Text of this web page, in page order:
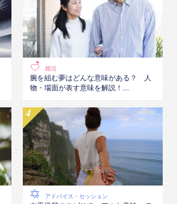
婚活
腕を組む夢はどんな意味がある？ 人
物・場面が表す意味を解説！...
アドバイス・セッション